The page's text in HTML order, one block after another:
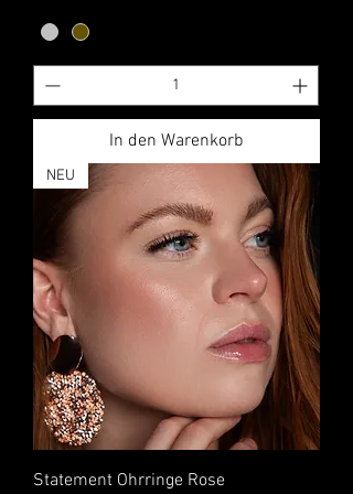
In den Warenkorb
NEU
Statement Ohrringe Rose